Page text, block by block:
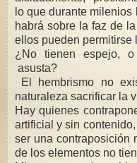
lo que durante
habrá sobre la faz de
ellos pueden permitirse
¿No tienen espejo,
asusta?
El hembrismo no
naturaleza sacrificar la
Hay quienes
artificial y sin
ser una contraposición
de los elementos no